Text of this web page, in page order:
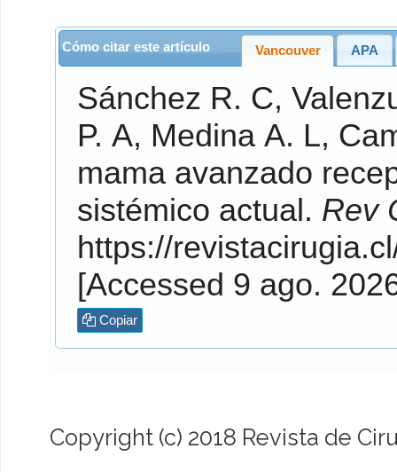
Cómo citar este artículo Vancouver APA
Sánchez R. C,
P. A, Medina A. L,
mama avanzado
sistémico actual. Rev
https://
[Accessed 9 ago.
Copiar
Copyright (c) 2018 Revista de